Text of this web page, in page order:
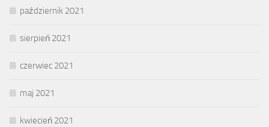
październik 2021
sierpień 2021
czerwiec 2021
maj 2021
kwiecień 2021